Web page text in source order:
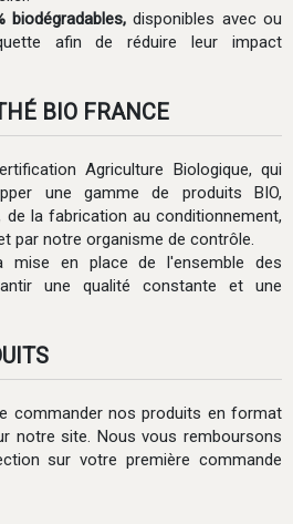
biodégradables,disponibles avec ou
afin de réduire leur impact
BIO FRANCE
Agriculture Biologique, qui
une gamme de produits BIO,
la fabrication au conditionnement,
par notre organisme de contrôle.
mise en place de l'ensemble des
une qualité constante et une
commander nos produits en format
notre site. Nous vous remboursons
sur votre première commande